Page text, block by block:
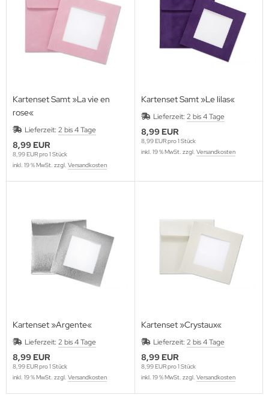
Kartenset Samt »La vie en
rose«
Lieferzeit: 2 bis 4 Tage
8,99 EUR
8,99 EUR pro 1 Stück
inkl. 19 % MwSt. zzgl. Versandkosten
Kartenset Samt »Le lilas«
Lieferzeit: 2 bis 4 Tage
8,99 EUR
8,99 EUR pro 1 Stück
inkl. 19 % MwSt. zzgl. Versandkosten
Kartenset »Argente«
Lieferzeit: 2 bis 4 Tage
8,99 EUR
8,99 EUR pro 1 Stück
inkl. 19 % MwSt. zzgl. Versandkosten
Kartenset »Crystaux«
Lieferzeit: 2 bis 4 Tage
8,99 EUR
8,99 EUR pro 1 Stück
inkl. 19 % MwSt. zzgl. Versandkosten